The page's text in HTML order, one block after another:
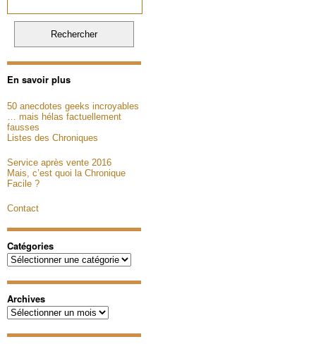
En savoir plus
50 anecdotes geeks incroyables
… mais hélas factuellement
fausses
Listes des Chroniques
Service après vente 2016
Mais, c’est quoi la Chronique
Facile ?
Contact
Catégories
Catégories
Archives
Archives